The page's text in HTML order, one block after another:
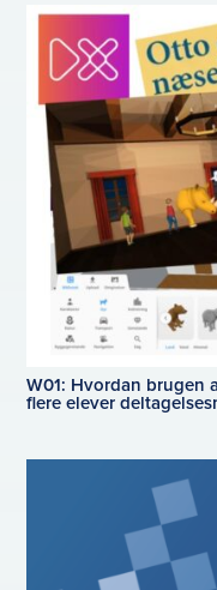
W01: Hvordan brugen
flere elever